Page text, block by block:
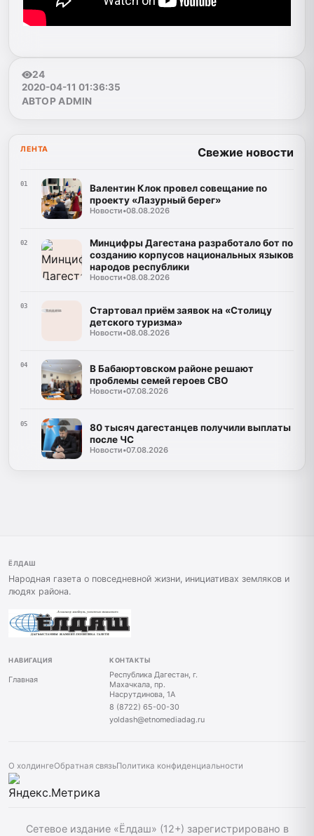
24
2020-04-11 01:36:35
АВТОР ADMIN
ЛЕНТА Свежие новости
01
Валентин Клок провел совещание по
проекту «Лазурный берег»
Новости•08.08.2026
02
Минцифры Дагестана разработало бот по
созданию корпусов национальных языков
народов республики
Новости•08.08.2026
03
Стартовал приём заявок на «Столицу
детского туризма»
Новости•08.08.2026
04
В Бабаюртовском районе решают
проблемы семей героев СВО
Новости•07.08.2026
05
80 тысяч дагестанцев получили выплаты
после ЧС
Новости•07.08.2026
ЁЛДАШ
Народная газета о повседневной жизни, инициативах земляков и
людях района.
НАВИГАЦИЯ
Главная
КОНТАКТЫ
Республика Дагестан, г.
Махачкала, пр.
Насрутдинова, 1А
8 (8722) 65-00-30
yoldash@etnomediadag.ru
О холдингеОбратная связьПолитика конфиденциальности
Сетевое издание «Ёлдаш» (12+) зарегистрировано в